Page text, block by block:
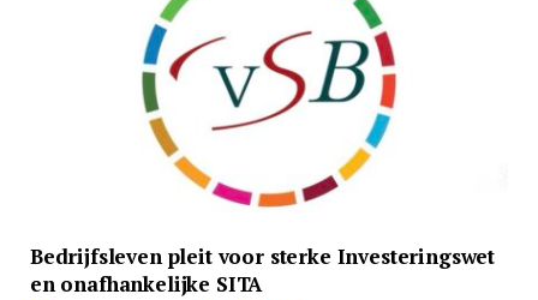
Bedrijfsleven pleit voor sterke Investeringswet
en onafhankelijke SITA